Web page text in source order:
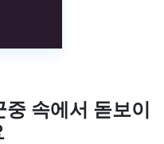
속에서 돋보이